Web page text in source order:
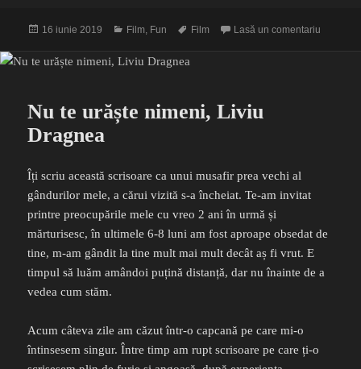
Publicat
16 iunie 2019 Categorii
Film Fun Etichete
Film Lasă un comentariu
Nu te urăște nimeni, Liviu
Dragnea
Îți scriu această scrisoare ca unui musafir prea vechi al
gândurilor mele, a cărui vizită s-a încheiat. Te-am invitat
printre preocupările mele cu vreo 2 ani în urmă și
mărturisesc, în ultimele 6-8 luni am fost aproape obsedat de
tine, m-am gândit la tine mult mai mult decât aș fi vrut. E
timpul să luăm amândoi puțină distanță, dar nu înainte de a
vedea cum stăm.
Acum câteva zile am căzut într-o capcană pe care mi-o
întinsesem singur. Între timp am rupt scrisoare pe care ți-o